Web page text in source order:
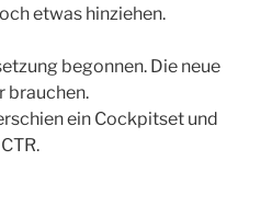
etwas hinziehen.
begonnen. Die neue
brauchen.
ein Cockpitset und